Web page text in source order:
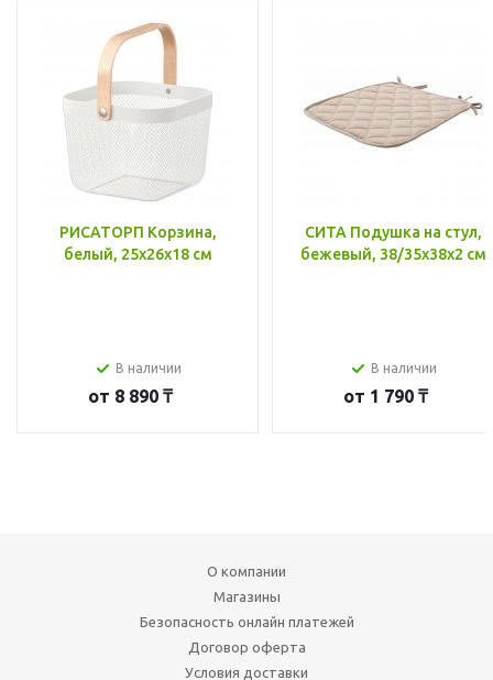
РИСАТОРП Корзина,
белый, 25x26x18 см
В наличии
от 8 890 ₸
СИТА Подушка на стул,
бежевый, 38/35x38x2 см
В наличии
от 1 790 ₸
О компании
Магазины
Безопасность онлайн платежей
Договор оферта
Условия доставки